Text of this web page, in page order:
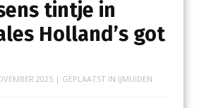
tintje in
Holland’s got
2025| GEPLAATST IN IJMUIDEN